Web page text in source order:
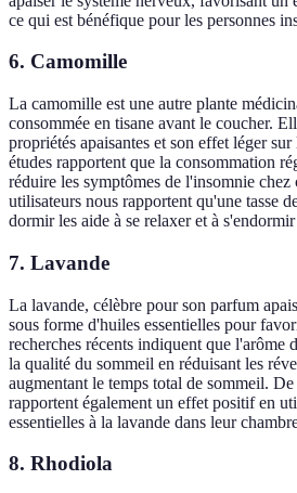
ce qui est bénéfique pour les personnes
6. Camomille
La camomille est une autre plante
consommée en tisane avant le coucher.
propriétés apaisantes et son effet léger
études rapportent que la consommation
réduire les symptômes de l'insomnie chez
utilisateurs nous rapportent qu'une tasse
dormir les aide à se relaxer et à
7. Lavande
La lavande, célèbre pour son parfum
sous forme d'huiles essentielles pour
recherches récents indiquent que l'arôme
la qualité du sommeil en réduisant les
augmentant le temps total de sommeil.
rapportent également un effet positif en
essentielles à la lavande dans leur
8. Rhodiola